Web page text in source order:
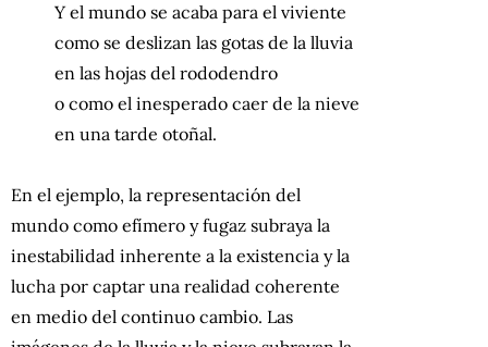
Y el mundo se acaba para el viviente
como se deslizan las gotas de la lluvia
en las hojas del rododendro
о como el inesperado caer de la nieve
en una tarde otoñal.
En el ejemplo, la representación del
mundo como efímero y fugaz subraya la
inestabilidad inherente a la existencia y la
lucha por captar una realidad coherente
en medio del continuo cambio. Las